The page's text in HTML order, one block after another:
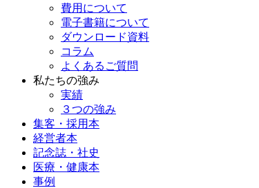
費用について
電子書籍について
ダウンロード資料
コラム
よくあるご質問
私たちの強み
実績
３つの強み
集客・採用本
経営者本
記念誌・社史
医療・健康本
事例